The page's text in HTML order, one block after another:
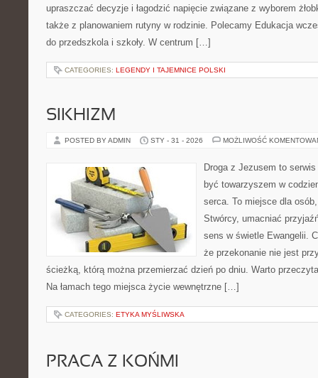
upraszczać decyzje i łagodzić napięcie związane z wyborem
także z planowaniem rutyny w rodzinie. Polecamy Edukacja
do przedszkola i szkoły. W centrum […]
CATEGORIES: LEGENDY I TAJEMNICE POLSKI
SIKHIZM
POSTED BY ADMIN STY - 31 - 2026 MOŻLIWOŚĆ
Droga z Jezusem to
być towarzyszem w
serca. To miejsce dla
Stwórcy, umacniać
sens w świetle Ewangelii.
że przekonanie nie jest
ścieżką, którą można przemierzać dzień po dniu. Warto
Na łamach tego miejsca życie wewnętrzne […]
CATEGORIES: ETYKA MYŚLIWSKA
PRACA Z KOŃMI